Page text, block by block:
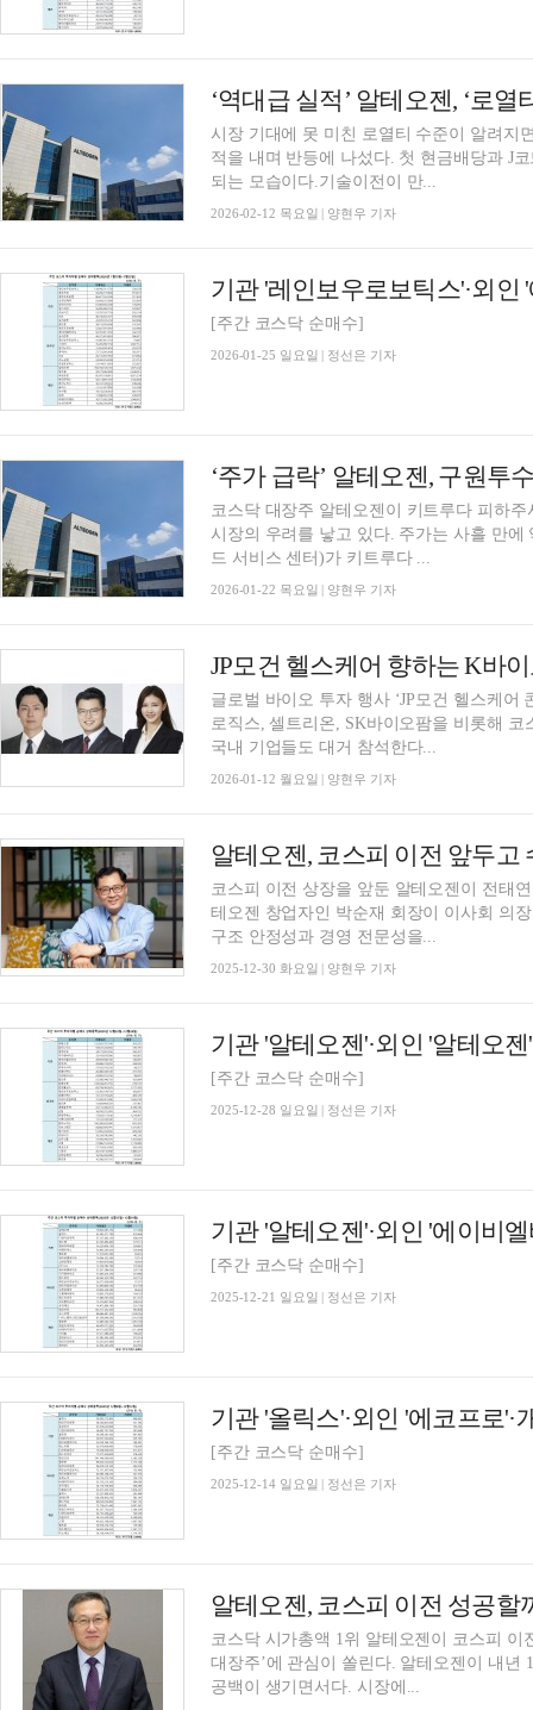
‘역대급 실적’ 알테오젠, ‘로열
시장 기대에 못 미친 로열티 수준이 알려지
적을 내며 반등에 나섰다. 첫 현금배당과 J
되는 모습이다.기술이전이 만...
2026-02-12 목요일 | 양현우 기자
[주간 코스닥 순매수]
2026-01-25 일요일 | 정선은 기자
‘주가 급락’ 알테오젠, 구원투
코스닥 대장주 알테오젠이 키트루다 피하
시장의 우려를 낳고 있다. 주가는 사흘 만에
드 서비스 센터)가 키트루다 ...
2026-01-22 목요일 | 양현우 기자
JP모건 헬스케어 향하는 K바
글로벌 바이오 투자 행사 ‘JP모건 헬스케어
로직스, 셀트리온, SK바이오팜을 비롯해
국내 기업들도 대거 참석한다...
2026-01-12 월요일 | 양현우 기자
알테오젠, 코스피 이전 앞두
코스피 이전 상장을 앞둔 알테오젠이 전태
테오젠 창업자인 박순재 회장이 이사회 의
구조 안정성과 경영 전문성을...
2025-12-30 화요일 | 양현우 기자
[주간 코스닥 순매수]
2025-12-28 일요일 | 정선은 기자
[주간 코스닥 순매수]
2025-12-21 일요일 | 정선은 기자
[주간 코스닥 순매수]
2025-12-14 일요일 | 정선은 기자
알테오젠, 코스피 이전 성공
코스닥 시가총액 1위 알테오젠이 코스피 이
대장주’에 관심이 쏠린다. 알테오젠이 내년
공백이 생기면서다. 시장에...